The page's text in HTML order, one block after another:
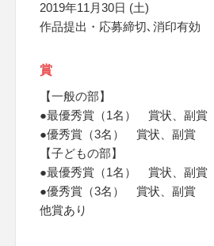
2019年11月30日 (土)
作品提出・応募締切､消印有効
賞
【一般の部】
●最優秀賞（1名） 賞状、副賞
●優秀賞（3名） 賞状、副賞
【子どもの部】
●最優秀賞（1名） 賞状、副賞
●優秀賞（3名） 賞状、副賞
他賞あり